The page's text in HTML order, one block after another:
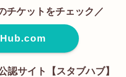
チケットをチェック／
認サイト【スタブハブ】